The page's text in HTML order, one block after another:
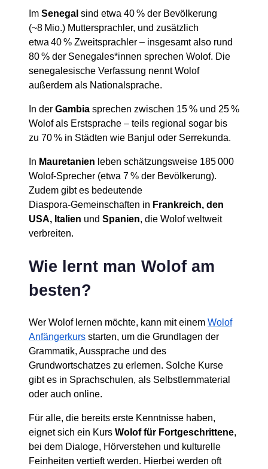
Im Senegal sind etwa 40 % der Bevölkerung
(~8 Mio.) Muttersprachler, und zusätzlich
etwa 40 % Zweitsprachler – insgesamt also rund
80 % der Senegales*innen sprechen Wolof. Die
senegalesische Verfassung nennt Wolof
außerdem als Nationalsprache.
In der Gambia sprechen zwischen 15 % und 25 %
Wolof als Erstsprache – teils regional sogar bis
zu 70 % in Städten wie Banjul oder Serrekunda.
In Mauretanien leben schätzungsweise 185 000
Wolof‑Sprecher (etwa 7 % der Bevölkerung).
Zudem gibt es bedeutende
Diaspora‑Gemeinschaften in Frankreich, den
USA, Italien und Spanien, die Wolof weltweit
verbreiten.
Wie lernt man Wolof am
besten?
Wer Wolof lernen möchte, kann mit einem Wolof
Anfängerkurs starten, um die Grundlagen der
Grammatik, Aussprache und des
Grundwortschatzes zu erlernen. Solche Kurse
gibt es in Sprachschulen, als Selbstlernmaterial
oder auch online.
Für alle, die bereits erste Kenntnisse haben,
eignet sich ein Kurs Wolof für Fortgeschrittene,
bei dem Dialoge, Hörverstehen und kulturelle
Feinheiten vertieft werden. Hierbei werden oft